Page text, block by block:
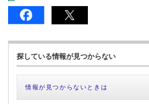
探している情報が見つからない
情報が見つからないときは